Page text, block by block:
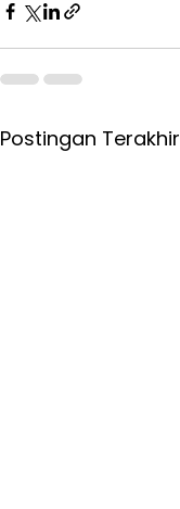
Postingan Terakhir